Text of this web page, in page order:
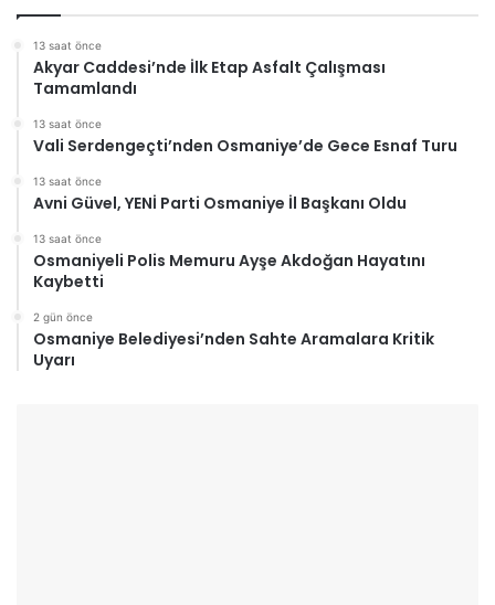
13 saat önce
Akyar Caddesi’nde İlk Etap Asfalt Çalışması
Tamamlandı
13 saat önce
Vali Serdengeçti’nden Osmaniye’de Gece Esnaf Turu
13 saat önce
Avni Güvel, YENİ Parti Osmaniye İl Başkanı Oldu
13 saat önce
Osmaniyeli Polis Memuru Ayşe Akdoğan Hayatını
Kaybetti
2 gün önce
Osmaniye Belediyesi’nden Sahte Aramalara Kritik
Uyarı